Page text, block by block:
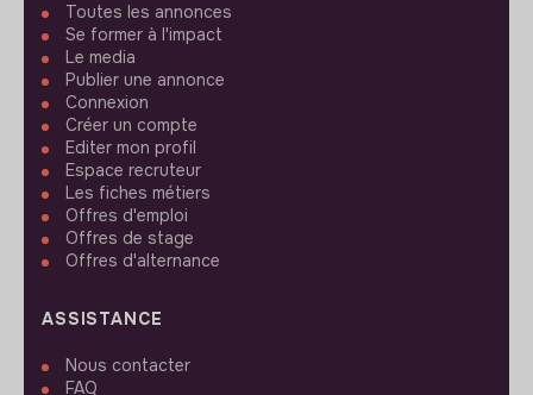
Toutes les annonces
Se former à l'impact
Le media
Publier une annonce
Connexion
Créer un compte
Editer mon profil
Espace recruteur
Les fiches métiers
Offres d'emploi
Offres de stage
Offres d'alternance
ASSISTANCE
Nous contacter
FAQ